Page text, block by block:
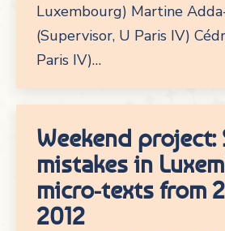
Luxembourg) Martine
(Supervisor, U Paris IV)
Paris IV)…
Weekend
mistakes in
micro-texts from
2012